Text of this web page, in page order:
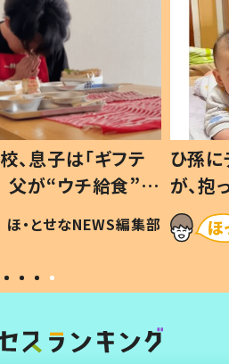
、息子は「ギフテ
父が“ウチ給食”を
由とは #令和の親
ほ・とせなNEWS編集部
ひ孫
が、
「涙が
い」